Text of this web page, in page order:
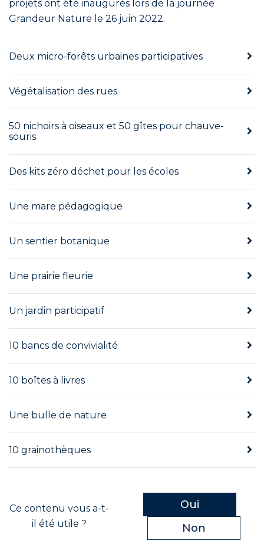
projets ont été inaugurés lors de la journée
Grandeur Nature le 26 juin 2022.
Deux micro-forêts urbaines participatives
Végétalisation des rues
50 nichoirs à oiseaux et 50 gîtes pour chauve-
souris
Des kits zéro déchet pour les écoles
Une mare pédagogique
Un sentier botanique
Une prairie fleurie
Un jardin participatif
10 bancs de convivialité
10 boîtes à livres
Une bulle de nature
10 grainothèques
Ce contenu vous a-t-
il été utile ?
Oui
Non